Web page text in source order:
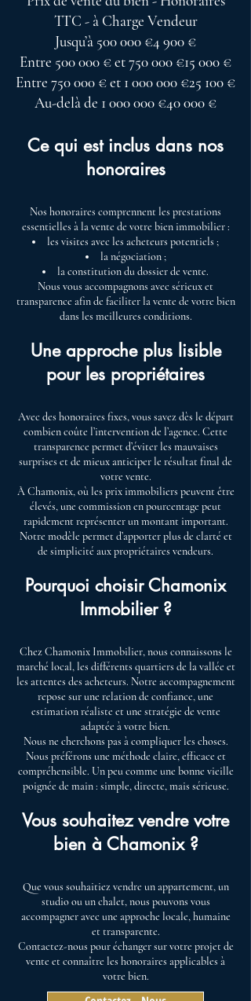
TTC - à Charge Vendeur
Jusqu’à 500 000 €4 900 €
Entre 500 000 € et 750 000 €15 000 €
Entre 750 000 € et 1 000 000 €25 100 €
Au-delà de 1 000 000 €40 000 €
Ce qui est inclus dans nos
honoraires
Nos honoraires comprennent les prestations
essentielles à la vente de votre bien immobilier :
les visites avec les acheteurs potentiels ;
la négociation ;
la constitution du dossier de vente.
Nous vous accompagnons avec sérieux et
transparence afin de faciliter la vente de votre bien
dans les meilleures conditions.
Une approche plus lisible
pour les propriétaires
Avec des honoraires fixes, vous savez dès le départ
combien coûte l’intervention de l’agence. Cette
transparence permet d’éviter les mauvaises
surprises et de mieux anticiper le résultat final de
votre vente.
À Chamonix, où les prix immobiliers peuvent être
élevés, une commission en pourcentage peut
rapidement représenter un montant important.
Notre modèle permet d’apporter plus de clarté et
de simplicité aux propriétaires vendeurs.
Pourquoi choisir Chamonix
Immobilier ?
Chez Chamonix Immobilier, nous connaissons le
marché local, les différents quartiers de la vallée et
les attentes des acheteurs. Notre accompagnement
repose sur une relation de confiance, une
estimation réaliste et une stratégie de vente
adaptée à votre bien.
Nous ne cherchons pas à compliquer les choses.
Nous préférons une méthode claire, efficace et
compréhensible. Un peu comme une bonne vieille
poignée de main : simple, directe, mais sérieuse.
Vous souhaitez vendre votre
bien à Chamonix ?
Que vous souhaitiez vendre un appartement, un
studio ou un chalet, nous pouvons vous
accompagner avec une approche locale, humaine
et transparente.
Contactez-nous pour échanger sur votre projet de
vente et connaître les honoraires applicables à
votre bien.